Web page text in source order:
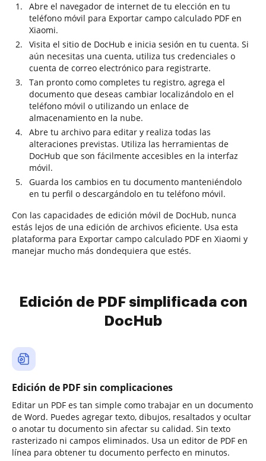
Abre el navegador de internet de tu elección en tu
teléfono móvil para Exportar campo calculado PDF en
Xiaomi.
Visita el sitio de DocHub e inicia sesión en tu cuenta. Si
aún necesitas una cuenta, utiliza tus credenciales o
cuenta de correo electrónico para registrarte.
Tan pronto como completes tu registro, agrega el
documento que deseas cambiar localizándolo en el
teléfono móvil o utilizando un enlace de
almacenamiento en la nube.
Abre tu archivo para editar y realiza todas las
alteraciones previstas. Utiliza las herramientas de
DocHub que son fácilmente accesibles en la interfaz
móvil.
Guarda los cambios en tu documento manteniéndolo
en tu perfil o descargándolo en tu teléfono móvil.
Con las capacidades de edición móvil de DocHub, nunca
estás lejos de una edición de archivos eficiente. Usa esta
plataforma para Exportar campo calculado PDF en Xiaomi y
manejar mucho más dondequiera que estés.
Edición de PDF simplificada con
DocHub
Edición de PDF sin complicaciones
Editar un PDF es tan simple como trabajar en un documento
de Word. Puedes agregar texto, dibujos, resaltados y ocultar
o anotar tu documento sin afectar su calidad. Sin texto
rasterizado ni campos eliminados. Usa un editor de PDF en
línea para obtener tu documento perfecto en minutos.